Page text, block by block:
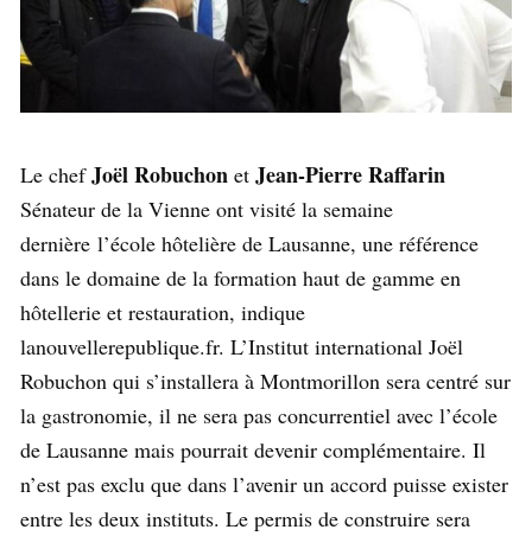
Le chefJoël Robuchon et Jean-Pierre Raffarin
Sénateur de la Vienne ont visité la semaine
dernière l’école hôtelière de Lausanne, une référence
dans le domaine de la formation haut de gamme en
hôtellerie et restauration, indique
lanouvellerepublique.fr. L’Institut international Joël
Robuchon qui s’installera à Montmorillon sera centré sur
la gastronomie, il ne sera pas concurrentiel avec l’école
de Lausanne mais pourrait devenir complémentaire. Il
n’est pas exclu que dans l’avenir un accord puisse exister
entre les deux instituts. Le permis de construire sera